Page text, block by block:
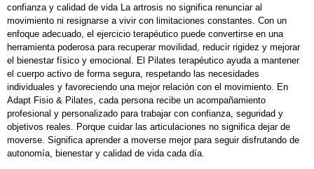
confianza y calidad de vida La artrosis no significa renunciar al
movimiento ni resignarse a vivir con limitaciones constantes. Con un
enfoque adecuado, el ejercicio terapéutico puede convertirse en una
herramienta poderosa para recuperar movilidad, reducir rigidez y mejorar
el bienestar físico y emocional. El Pilates terapéutico ayuda a mantener
el cuerpo activo de forma segura, respetando las necesidades
individuales y favoreciendo una mejor relación con el movimiento. En
Adapt Fisio & Pilates, cada persona recibe un acompañamiento
profesional y personalizado para trabajar con confianza, seguridad y
objetivos reales. Porque cuidar las articulaciones no significa dejar de
moverse. Significa aprender a moverse mejor para seguir disfrutando de
autonomía, bienestar y calidad de vida cada día.